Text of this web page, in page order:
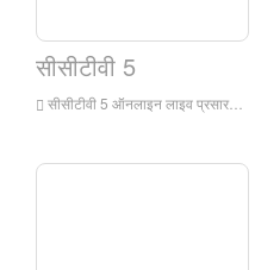
सीसीटीवी 5
सीसीटीवी 5 ऑनलाइन लाइव प्रसारण में कोई प्लग-इन नहीं है। सीसीटीवी 5 लाइव ब्रॉडकास्ट टीवी चैनल चीन में सबसे पुराना और सबसे बड़ा पेशेवर स्पोर्ट्स चैनल है जिसमें दुनिया की कई शीर्ष घटनाओं के लिए विशेष घरेलू रिपोर्टिंग अधिकार हैं।